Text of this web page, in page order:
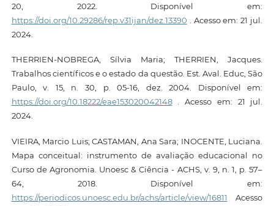
20, 2022. Disponível em:
https://doi.org/10.29286/rep.v31ijan/dez.13390 . Acesso em: 21 jul.
2024.
THERRIEN-NOBREGA, Sílvia Maria; THERRIEN, Jacques.
Trabalhos científicos e o estado da questão. Est. Aval. Educ, São
Paulo, v. 15, n. 30, p. 05-16, dez. 2004. Disponível em:
https://doi.org/10.18222/eae153020042148. Acesso em: 21 jul.
2024.
VIEIRA, Marcio Luis; CASTAMAN, Ana Sara; INOCENTE, Luciana.
Mapa conceitual: instrumento de avaliação educacional no
Curso de Agronomia. Unoesc & Ciência - ACHS, v. 9, n. 1, p. 57–
64, 2018. Disponível em:
https://periodicos.unoesc.edu.br/achs/article/view/16811 Acesso